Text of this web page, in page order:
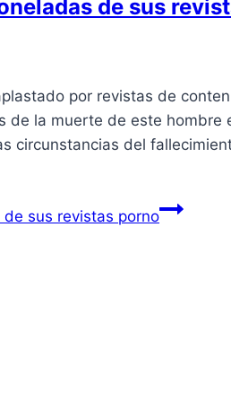
de sus
por revistas de
la muerte de este hombre
circunstancias del
sus revistas porno